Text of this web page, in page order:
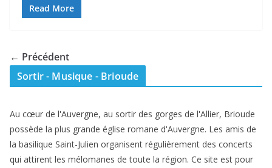
Read More
← Précédent
Sortir - Musique - Brioude
Au cœur de l'Auvergne, au sortir des gorges de l'Allier, Brioude
possède la plus grande église romane d'Auvergne. Les amis de
la basilique Saint-Julien organisent régulièrement des concerts
qui attirent les mélomanes de toute la région. Ce site est pour